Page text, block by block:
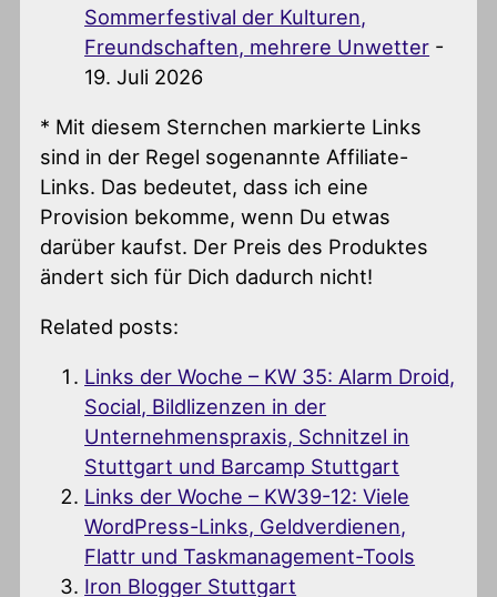
Sommerfestival der Kulturen,
Freundschaften, mehrere Unwetter -
19. Juli 2026
* Mit diesem Sternchen markierte Links
sind in der Regel sogenannte Affiliate-
Links. Das bedeutet, dass ich eine
Provision bekomme, wenn Du etwas
darüber kaufst. Der Preis des Produktes
ändert sich für Dich dadurch nicht!
Related posts:
Links der Woche – KW 35: Alarm Droid,
Social, Bildlizenzen in der
Unternehmenspraxis, Schnitzel in
Stuttgart und Barcamp Stuttgart
Links der Woche – KW39-12: Viele
WordPress-Links, Geldverdienen,
Flattr und Taskmanagement-Tools
Iron Blogger Stuttgart